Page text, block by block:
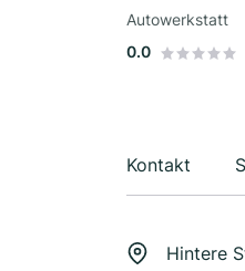
Autowerkstatt
0.0
Kontakt
Hintere